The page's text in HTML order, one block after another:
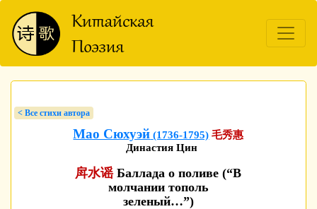
< Bсе стихи автора
Мао Сюхуэй (1736-1795) 毛秀惠
Династия Цин
戽水谣 Баллада о поливе (“В
молчании тополь
зеленый…”)